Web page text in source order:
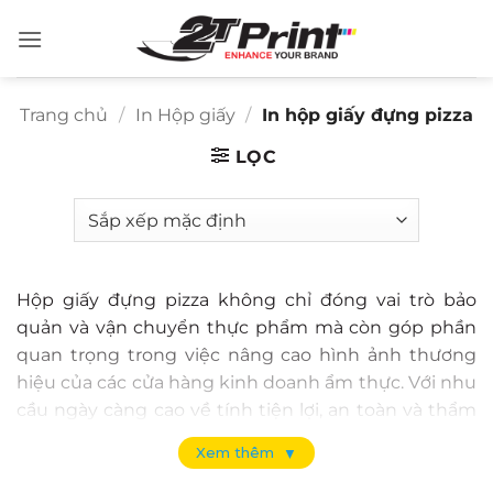
qua
Trang chủ / In Hộp giấy / In hộp giấy đựng pizza
LỌC
Hộp giấy đựng pizza không chỉ đóng vai trò bảo
quản và vận chuyển thực phẩm mà còn góp phần
quan trọng trong việc nâng cao hình ảnh thương
hiệu của các cửa hàng kinh doanh ẩm thực. Với nhu
cầu ngày càng cao về tính tiện lợi, an toàn và thẩm
mỹ, in hộp giấy đựng pizza đang trở thành giải pháp
được nhiều doanh nghiệp ưu tiên lựa chọn. Cùng
Xem thêm ▼